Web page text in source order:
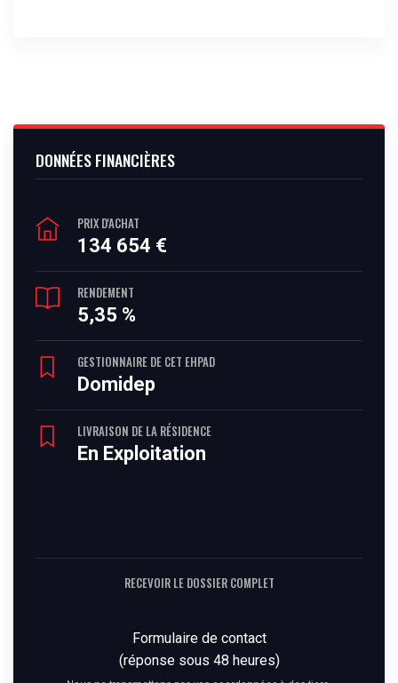
DONNÉES FINANCIÈRES
PRIX D'ACHAT
134 654 €
RENDEMENT
5,35 %
GESTIONNAIRE DE CET EHPAD
Domidep
LIVRAISON DE LA RÉSIDENCE
En Exploitation
RECEVOIR LE DOSSIER COMPLET
Formulaire de contact
(réponse sous 48 heures)